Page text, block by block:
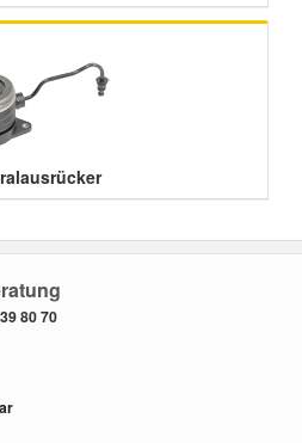
80 70